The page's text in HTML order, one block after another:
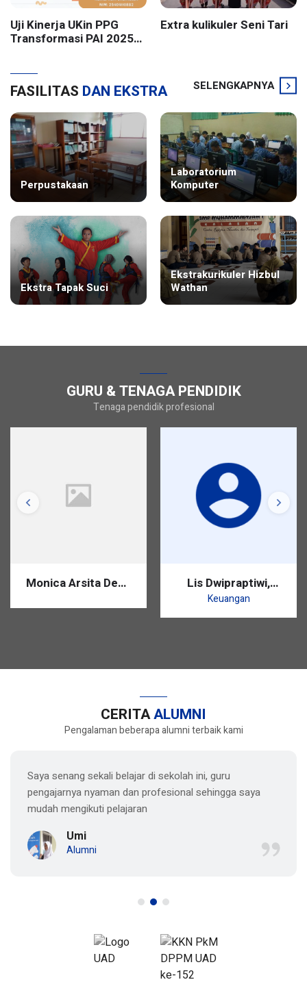
Uji Kinerja UKin PPG
Transformasi PAI 2025
Extra kulikuler Seni Tari
FASILITAS DAN EKSTRA SELENGKAPNYA
Perpustakaan
Laboratorium
Komputer
Ekstra Tapak Suci
Ekstrakurikuler Hizbul
Wathan
GURU & TENAGA PENDIDIK
Tenaga pendidik profesional
Monica Arsita Dewi, Lis Dwipraptiwi,
S.Pd.
Keuangan
CERITAALUMNI
Pengalaman beberapa alumni terbaik kami
Saya senang sekali belajar di sekolah ini, guru
pengajarnya nyaman dan profesional sehingga saya
mudah mengikuti pelajaran
Umi
Alumni